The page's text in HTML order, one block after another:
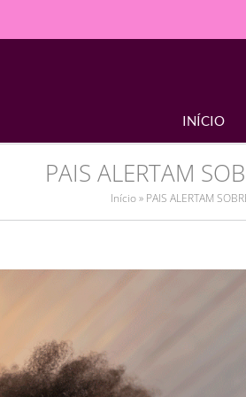
INÍCIO
PAIS ALERTAM
Início» PAIS ALERTAM